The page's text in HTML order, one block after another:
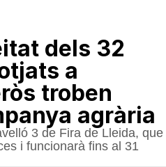
dels 32
a
troben
agrària
3 de Fira de Lleida, que
i funcionarà fins al 31